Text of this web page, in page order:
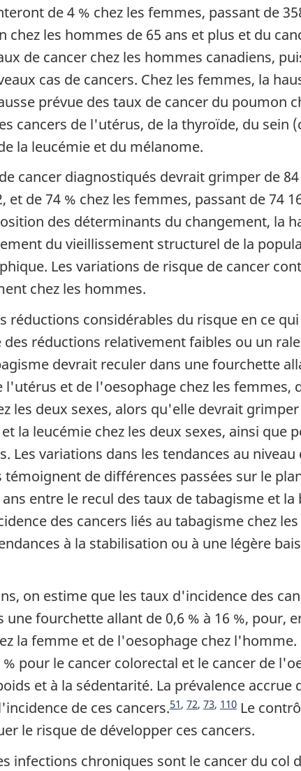
de 4 % chez les femmes, passant de
les hommes de 65 ans et plus et du
de cancer chez les hommes canadiens,
cas de cancers. Chez les femmes, la
prévue des taux de cancer du poumon
cancers de l'utérus, de la thyroïde, du sein
la leucémie et du mélanome.
cancer diagnostiqués devrait grimper de
et de 74 % chez les femmes, passant de 74
des déterminants du changement, la
du vieillissement structurel de la
Les variations de risque de cancer
chez les hommes.
réductions considérables du risque en ce
réductions relativement faibles ou un
devrait reculer dans une fourchette
et de l'oesophage chez les femmes,
les deux sexes, alors qu'elle devrait
la leucémie chez les deux sexes, ainsi que
Les variations dans les tendances au
de différences passées sur le
entre le recul des taux de tabagisme et
des cancers liés au tabagisme chez
à la stabilisation ou à une légère
on estime que les taux d'incidence des
fourchette allant de 0,6 % à 16 %, pour,
la femme et de l'oesophage chez
pour le cancer colorectal et le cancer de
et à la sédentarité. La prévalence accrue
de ces cancers.
Note du fin du texte
51,
Note du fin du texte
72,
Note du fin du texte
73,
Note du fin du texte
110 Le
le risque de développer ces cancers.
infections chroniques sont le cancer du col